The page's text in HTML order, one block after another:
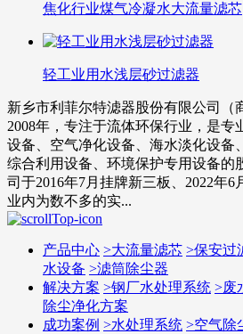
焦化行业煤气冷凝水大流量滤芯
轻工业用水浅层砂过滤器
新乡市利菲尔特滤器股份有限公司（
2008年，专注于流体环保行业，是专
设备、空气净化设备、海水淡化设备
综合利用设备、环境保护专用设备的
司于2016年7月挂牌新三板、2022年
业内为数不多的实...
产品中心 >大流量滤芯 >保安过
水设备 >滤筒除尘器
解决方案 >钢厂水处理系统 >废
除尘净化方案
成功案例 >水处理系统 >空气除